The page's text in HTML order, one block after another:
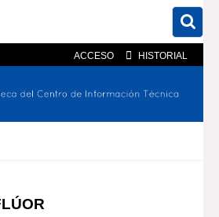
ACCESO HISTORIAL
el catálogo En el sitio